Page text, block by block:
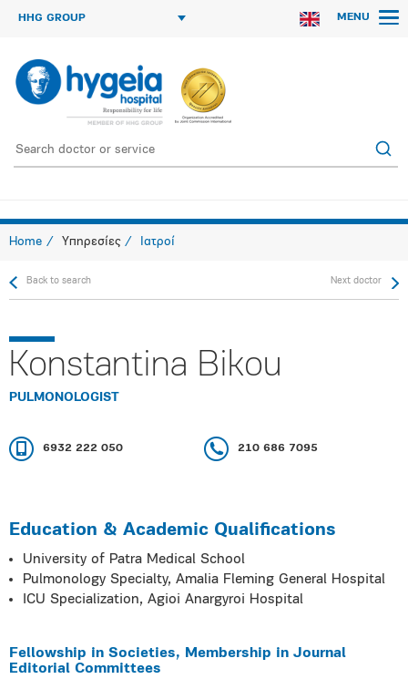
HHG GROUP MENU
Home Υπηρεσίες Ιατροί
Back to search Next doctor
Konstantina Bikou
PULMONOLOGIST
6932 222 050 210 686 7095
Education & Academic Qualifications
University of Patra Medical School
Pulmonology Specialty, Amalia Fleming General Hospital
ICU Specialization, Agioi Anargyroi Hospital
Fellowship in Societies, Membership in Journal
Editorial Committees